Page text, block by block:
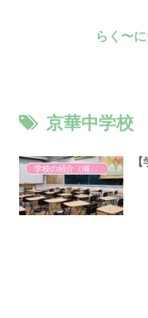
らく〜
京華中学校